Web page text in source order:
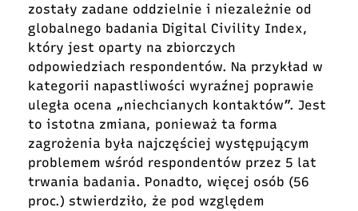
zostały zadane oddzielnie i niezależnie od
globalnego badania Digital Civility Index,
który jest oparty na zbiorczych
odpowiedziach respondentów. Na przykład w
kategorii napastliwości wyraźnej poprawie
uległa ocena „niechcianych kontaktów”. Jest
to istotna zmiana, ponieważ ta forma
zagrożenia była najczęściej występującym
problemem wśród respondentów przez 5 lat
trwania badania. Ponadto, więcej osób (56
proc.) stwierdziło, że pod względem